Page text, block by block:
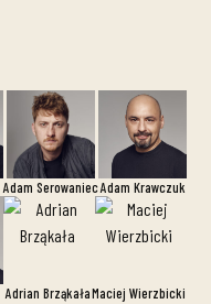
Adam SerowaniecAdam Krawczuk
Adrian BrząkałaMaciej Wierzbicki